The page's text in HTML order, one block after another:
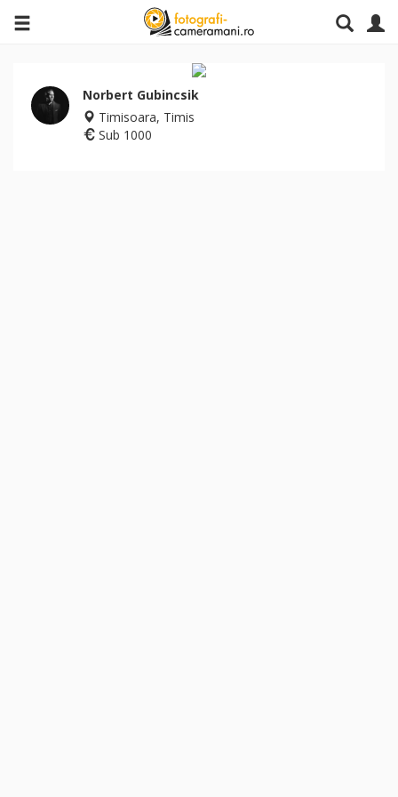
Norbert Gubincsik
Timisoara, Timis
Sub 1000